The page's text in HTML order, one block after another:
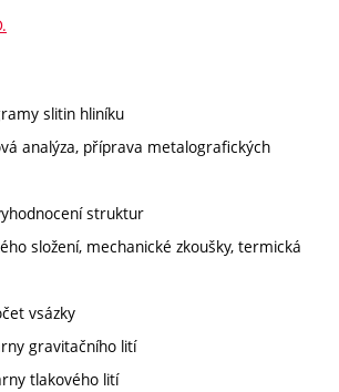
slitin hliníku
analýza, příprava metalografických
struktur
složení, mechanické zkoušky, termická
vsázky
gravitačního lití
tlakového lití